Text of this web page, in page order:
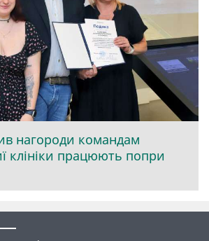
нагороди командам
клініки працюють попри